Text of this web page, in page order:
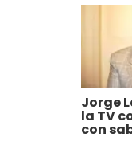
Jorge
la TV
con